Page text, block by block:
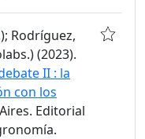
Rodríguez,
(2023).
II : la
con los
Editorial